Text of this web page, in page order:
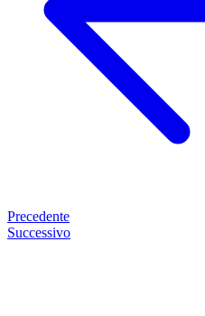
Precedente
Successivo